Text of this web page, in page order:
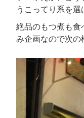
うこってり系を選
絶品のもつ煮も
み企画なので次の